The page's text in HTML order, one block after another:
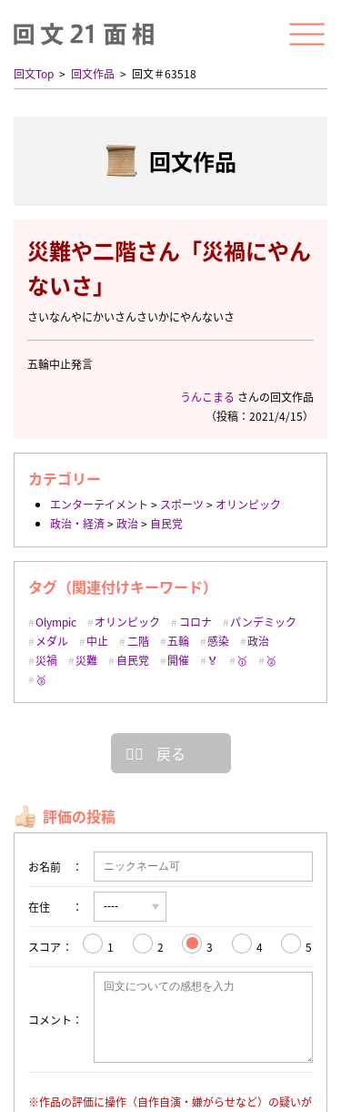
回文Top 回文作品 回文＃63518
回文作品
災難や二階さん「災禍にやん
ないさ」
さいなんやにかいさんさいかにやんないさ
五輪中止発言
うんこまる さんの回文作品
（投稿：2021/4/15）
カテゴリー
エンターテイメント > スポーツ > オリンピック
政治・経済>政治> 自民党
タグ（関連付けキーワード）
Olympic オリンピック コロナ
パンデミック
メダル
中止 二階 五輪 感染
政治
災禍
災難 自民党 開催 🏅 🥇
🥈
🥉
戻る
評価の投稿
お名前
在住
スコア 1 2 3 4 5
コメント
※作品の評価に操作（自作自演・嫌がらせなど）の疑いが